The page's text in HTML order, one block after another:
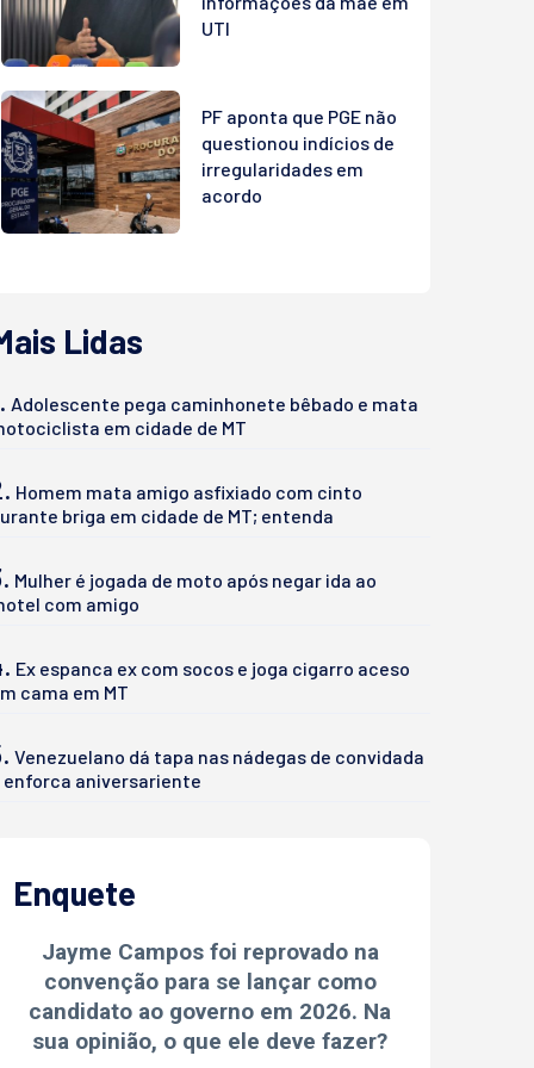
UTI
PF aponta que PGE não
questionou indícios de
irregularidades em
acordo
Lidas
Adolescente pega caminhonete bêbado e mata
em cidade de MT
Homem mata amigo asfixiado com cinto
briga em cidade de MT; entenda
Mulher é jogada de moto após negar ida ao
com amigo
Ex espanca ex com socos e joga cigarro aceso
cama em MT
Venezuelano dá tapa nas nádegas de convidada
enforca aniversariente
Enquete
Jayme Campos foi reprovado na
convenção para se lançar como
candidato ao governo em 2026. Na
sua opinião, o que ele deve fazer?